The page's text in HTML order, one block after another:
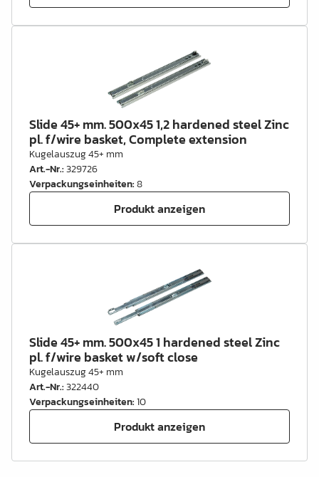
Slide 45+ mm. 500x45 1,2 hardened steel Zinc
pl. f/wire basket, Complete extension
Kugelauszug 45+ mm
Art.-Nr.:329726
Verpackungseinheiten:8
Produkt anzeigen
Slide 45+ mm. 500x45 1 hardened steel Zinc
pl. f/wire basket w/soft close
Kugelauszug 45+ mm
Art.-Nr.:322440
Verpackungseinheiten:10
Produkt anzeigen